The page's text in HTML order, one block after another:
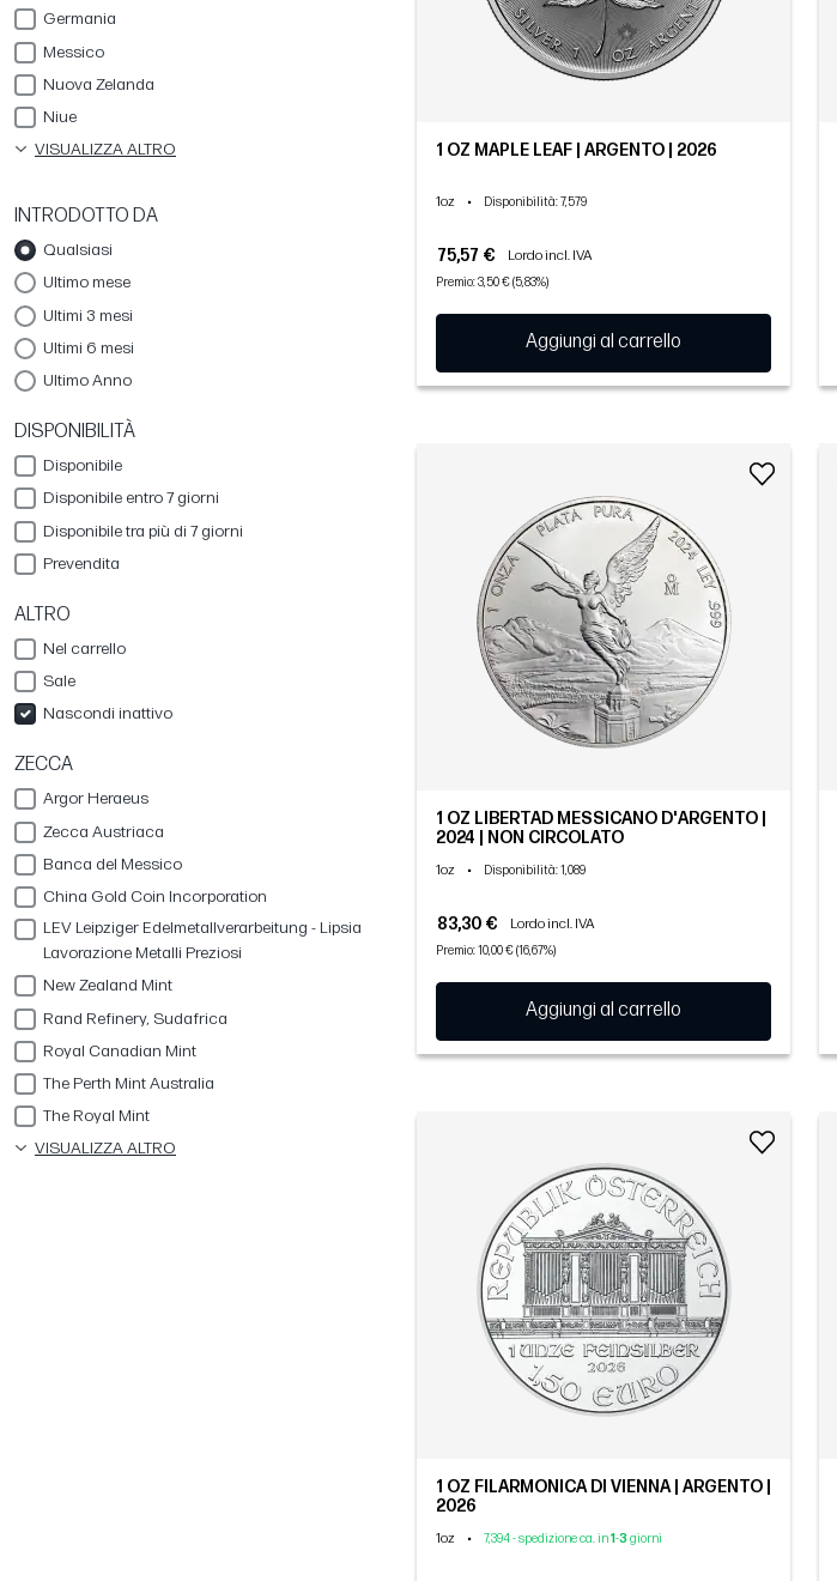
Germania
Messico
Nuova Zelanda
Niue
VISUALIZZA ALTRO
INTRODOTTO DA
Qualsiasi
Ultimo mese
Ultimi 3 mesi
Ultimi 6 mesi
Ultimo Anno
DISPONIBILITÀ
Disponibile
Disponibile entro 7 giorni
Disponibile tra più di 7 giorni
Prevendita
ALTRO
Nel carrello
Sale
Nascondi inattivo
ZECCA
Argor Heraeus
Zecca Austriaca
Banca del Messico
China Gold Coin Incorporation
LEV Leipziger Edelmetallverarbeitung - Lipsia
Lavorazione Metalli Preziosi
New Zealand Mint
Rand Refinery, Sudafrica
Royal Canadian Mint
The Perth Mint Australia
The Royal Mint
VISUALIZZA ALTRO
1 OZ MAPLE LEAF | ARGENTO | 2026
1oz • Disponibilità: 7,579
75,57 € Lordo incl. IVA
Premio: 3,50 € (5,83%)
Aggiungi al carrello
1 OZ LIBERTAD MESSICANO D'ARGENTO |
2024 | NON CIRCOLATO
1oz • Disponibilità: 1,089
83,30 € Lordo incl. IVA
Premio: 10,00 € (16,67%)
Aggiungi al carrello
1 OZ FILARMONICA DI VIENNA | ARGENTO |
2026
1oz • 7,394 - spedizione ca. in1-3 giorni